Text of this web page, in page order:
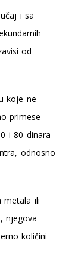
i sa
od
koje ne
primese
i 80 dinara
odnosno
metala ili
njegova
količini